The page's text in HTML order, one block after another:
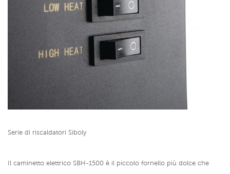
Serie di riscaldatori Siboly
Il caminetto elettrico SBH-1500 è il piccolo fornello più dolce che